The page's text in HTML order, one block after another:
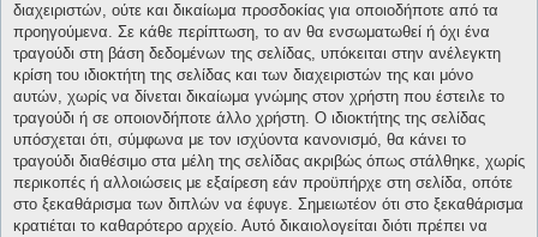
διαχειριστών, ούτε και δικαίωμα προσδοκίας για οποιοδήποτε από τα
προηγούμενα. Σε κάθε περίπτωση, το αν θα ενσωματωθεί ή όχι ένα
τραγούδι στη βάση δεδομένων της σελίδας, υπόκειται στην ανέλεγκτη
κρίση του ιδιοκτήτη της σελίδας και των διαχειριστών της και μόνο
αυτών, χωρίς να δίνεται δικαίωμα γνώμης στον χρήστη που έστειλε το
τραγούδι ή σε οποιονδήποτε άλλο χρήστη. Ο ιδιοκτήτης της σελίδας
υπόσχεται ότι, σύμφωνα με τον ισχύοντα κανονισμό, θα κάνει το
τραγούδι διαθέσιμο στα μέλη της σελίδας ακριβώς όπως στάλθηκε, χωρίς
περικοπές ή αλλοιώσεις με εξαίρεση εάν προϋπήρχε στη σελίδα, οπότε
στο ξεκαθάρισμα των διπλών να έφυγε. Σημειωτέον ότι στο ξεκαθάρισμα
κρατιέται το καθαρότερο αρχείο. Αυτό δικαιολογείται διότι πρέπει να